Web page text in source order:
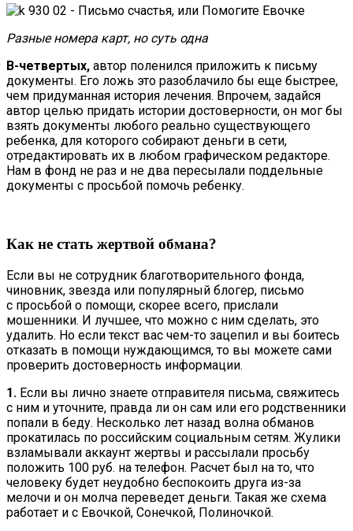
Разные номера карт, но суть одна
В-четвертых, автор поленился приложить к письму
документы. Его ложь это разоблачило бы еще быстрее,
чем придуманная история лечения. Впрочем, задайся
автор целью придать истории достоверности, он мог бы
взять документы любого реально существующего
ребенка, для которого собирают деньги в сети,
отредактировать их в любом графическом редакторе.
Нам в фонд не раз и не два пересылали поддельные
документы с просьбой помочь ребенку.
Как не стать жертвой обмана?
Если вы не сотрудник благотворительного фонда,
чиновник, звезда или популярный блогер, письмо
с просьбой о помощи, скорее всего, прислали
мошенники. И лучшее, что можно с ним сделать, это
удалить. Но если текст вас чем-то зацепил и вы боитесь
отказать в помощи нуждающимся, то вы можете сами
проверить достоверность информации.
1. Если вы лично знаете отправителя письма, свяжитесь
с ним и уточните, правда ли он сам или его родственники
попали в беду. Несколько лет назад волна обманов
прокатилась по российским социальным сетям. Жулики
взламывали аккаунт жертвы и рассылали просьбу
положить 100 руб. на телефон. Расчет был на то, что
человеку будет неудобно беспокоить друга из-за
мелочи и он молча переведет деньги. Такая же схема
работает и с Евочкой, Сонечкой, Полиночкой.